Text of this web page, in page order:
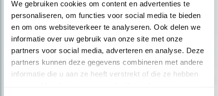
We gebruiken cookies om content en advertenties te
personaliseren, om functies voor social media te bieden
en om ons websiteverkeer te analyseren. Ook delen we
informatie over uw gebruik van onze site met onze
partners voor social media, adverteren en analyse. Deze
partners kunnen deze gegevens combineren met andere
informatie die u aan ze heeft verstrekt of die ze hebben